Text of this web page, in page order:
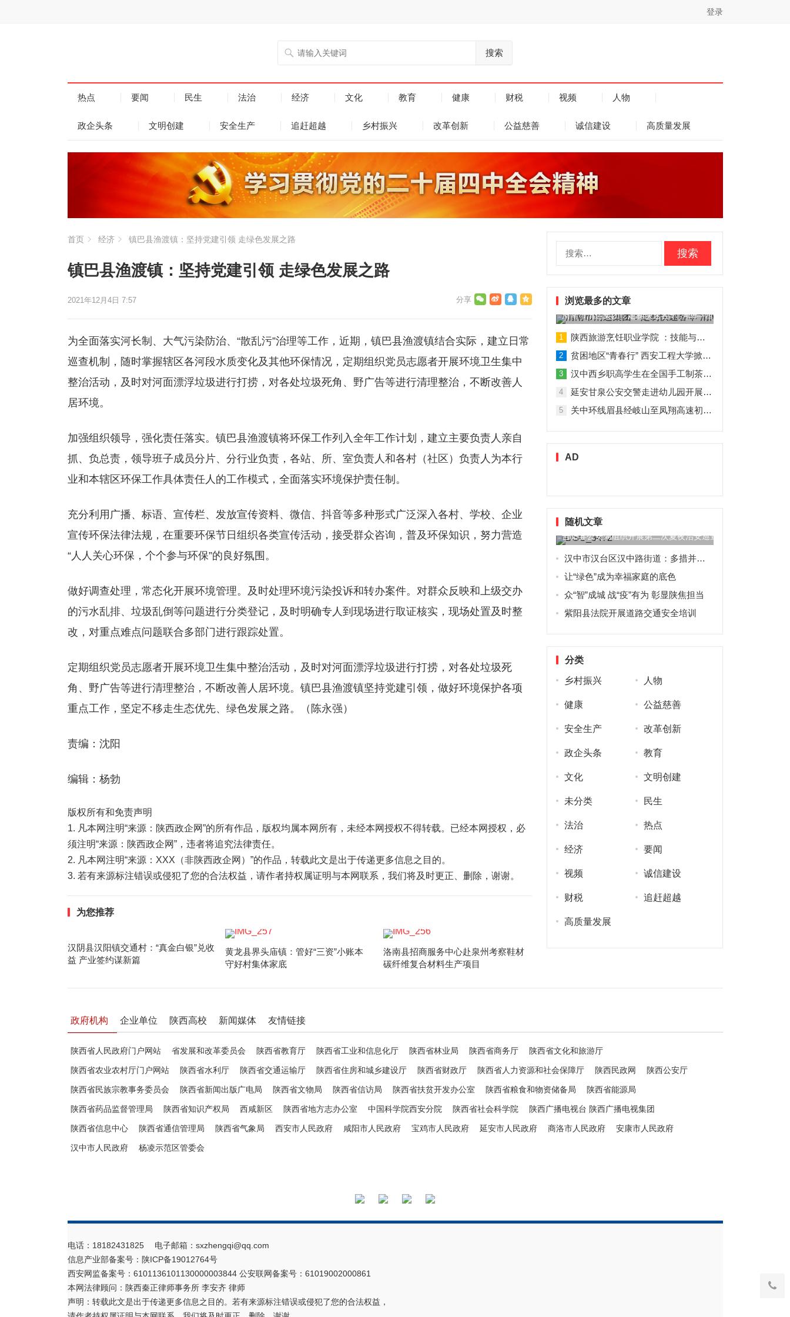
登录
搜索
热点 要闻 民生 法治 经济 文化 教育 健康 财税 视频 人物
政企头条 文明创建 安全生产 追赶超越 乡村振兴 改革创新 公益慈善 诚信建设 高质量发展
首页 经济 镇巴县渔渡镇：坚持党建引领 走绿色发展之路
镇巴县渔渡镇：坚持党建引领 走绿色发展之路
2021年12月4日 7:57
为全面落实河长制、大气污染防治、“散乱污”治理等工作，近期，镇巴县渔渡镇结合实际，建立日常
巡查机制，随时掌握辖区各河段水质变化及其他环保情况，定期组织党员志愿者开展环境卫生集中
整治活动，及时对河面漂浮垃圾进行打捞，对各处垃圾死角、野广告等进行清理整治，不断改善人
居环境。
加强组织领导，强化责任落实。镇巴县渔渡镇将环保工作列入全年工作计划，建立主要负责人亲自
抓、负总责，领导班子成员分片、分行业负责，各站、所、室负责人和各村（社区）负责人为本行
业和本辖区环保工作具体责任人的工作模式，全面落实环境保护责任制。
充分利用广播、标语、宣传栏、发放宣传资料、微信、抖音等多种形式广泛深入各村、学校、企业
宣传环保法律法规，在重要环保节日组织各类宣传活动，接受群众咨询，普及环保知识，努力营造
“人人关心环保，个个参与环保”的良好氛围。
做好调查处理，常态化开展环境管理。及时处理环境污染投诉和转办案件。对群众反映和上级交办
的污水乱排、垃圾乱倒等问题进行分类登记，及时明确专人到现场进行取证核实，现场处置及时整
改，对重点难点问题联合多部门进行跟踪处置。
定期组织党员志愿者开展环境卫生集中整治活动，及时对河面漂浮垃圾进行打捞，对各处垃圾死
角、野广告等进行清理整治，不断改善人居环境。镇巴县渔渡镇坚持党建引领，做好环境保护各项
重点工作，坚定不移走生态优先、绿色发展之路。（陈永强）
责编：沈阳
编辑：杨勃
版权所有和免责声明
1. 凡本网注明“来源：陕西政企网”的所有作品，版权均属本网所有，未经本网授权不得转载。已经本网授权，必
须注明“来源：陕西政企网”，违者将追究法律责任。
2. 凡本网注明“来源：XXX（非陕西政企网）”的作品，转载此文是出于传递更多信息之目的。
3. 若有来源标注错误或侵犯了您的合法权益，请作者持权属证明与本网联系，我们将及时更正、删除，谢谢。
为您推荐
汉阴县汉阳镇交通村：“真金白银”兑收
益 产业签约谋新篇
黄龙县界头庙镇：管好“三资”小账本
守好村集体家底
洛南县招商服务中心赴泉州考察鞋材
碳纤维复合材料生产项目
浏览最多的文章
渭南市渭运集团：定制快速客车“渭南—西安”11月1日试运营
1 陕西旅游烹饪职业学院 ：技能与理论并行 人才与企业共赢
2 贫困地区“青春行” 西安工程大学掀起“扶贫热”
3 汉中西乡职高学生在全国手工制茶大赛中创佳绩
4 延安甘泉公安交警走进幼儿园开展交通安全专题讲座活动
5 关中环线眉县经岐山至凤翔高速初步设计获批！
AD
随机文章
合阳县公安局组织开展第二次夏夜治安巡查宣防统一行动
汉中市汉台区汉中路街道：多措并举强治理，全面打赢环境整治攻坚战
让“绿色”成为幸福家庭的底色
众“智”成城 战“疫”有为 彰显陕焦担当
紫阳县法院开展道路交通安全培训
分类
乡村振兴 人物
健康 公益慈善
安全生产 改革创新
政企头条 教育
文化 文明创建
未分类 民生
法治 热点
经济 要闻
视频 诚信建设
财税 追赶超越
高质量发展
政府机构 企业单位 陕西高校 新闻媒体 友情链接
陕西省人民政府门户网站 省发展和改革委员会 陕西省教育厅 陕西省工业和信息化厅 陕西省林业局 陕西省商务厅 陕西省文化和旅游厅
陕西省农业农村厅门户网站 陕西省水利厅 陕西省交通运输厅 陕西省住房和城乡建设厅 陕西省财政厅 陕西省人力资源和社会保障厅 陕西民政网 陕西公安厅
陕西省民族宗教事务委员会 陕西省新闻出版广电局 陕西省文物局 陕西省信访局 陕西省扶贫开发办公室 陕西省粮食和物资储备局 陕西省能源局
陕西省药品监督管理局 陕西省知识产权局 西咸新区 陕西省地方志办公室 中国科学院西安分院 陕西省社会科学院 陕西广播电视台 陕西广播电视集团
陕西省信息中心 陕西省通信管理局 陕西省气象局 西安市人民政府 咸阳市人民政府 宝鸡市人民政府 延安市人民政府 商洛市人民政府 安康市人民政府
汉中市人民政府 杨凌示范区管委会
电话：18182431825 电子邮箱：sxzhengqi@qq.com
信息产业部备案号： 陕ICP备19012764号
西安网监备案号：6101136101130000003844 公安联网备案号：61019002000861
本网法律顾问：陕西秦正律师事务所 李安齐 律师
声明：转载此文是出于传递更多信息之目的。若有来源标注错误或侵犯了您的合法权益，